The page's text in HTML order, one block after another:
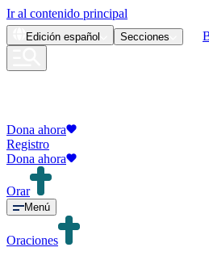
Ir al contenido principal
Edición español Secciones
Dona ahora
Registro
Dona ahora
Orar
Menú
Oraciones